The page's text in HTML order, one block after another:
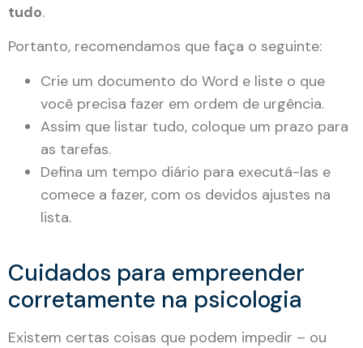
tudo.
Portanto, recomendamos que faça o seguinte:
Crie um documento do Word e liste o que
você precisa fazer em ordem de urgência.
Assim que listar tudo, coloque um prazo para
as tarefas.
Defina um tempo diário para executá-las e
comece a fazer, com os devidos ajustes na
lista.
Cuidados para empreender
corretamente na psicologia
Existem certas coisas que podem impedir – ou